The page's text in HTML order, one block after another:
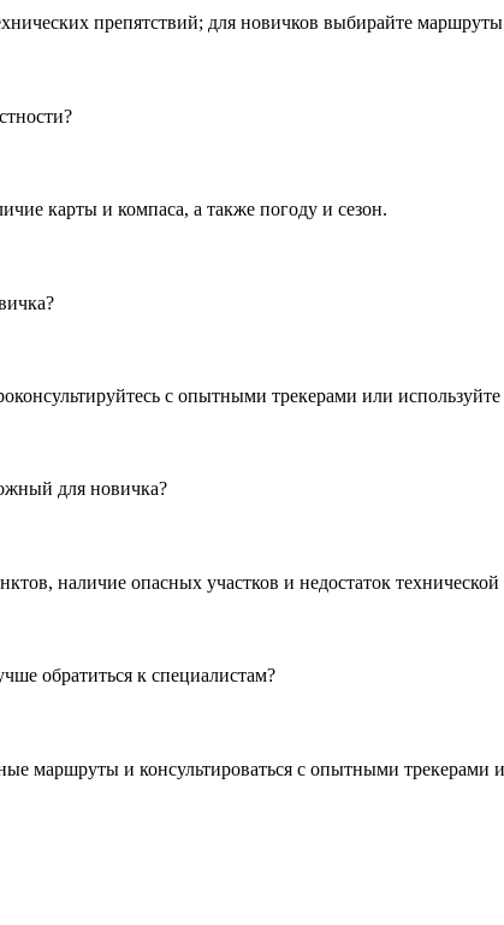
препятствий; для новичков выбирайте
карты и компаса, а также погоду и сезон.
с опытными трекерами или
для новичка?
наличие опасных участков и недостаток
обратиться к специалистам?
маршруты и консультироваться с опытными трекерами